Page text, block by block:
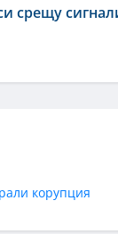
срещу
корупция